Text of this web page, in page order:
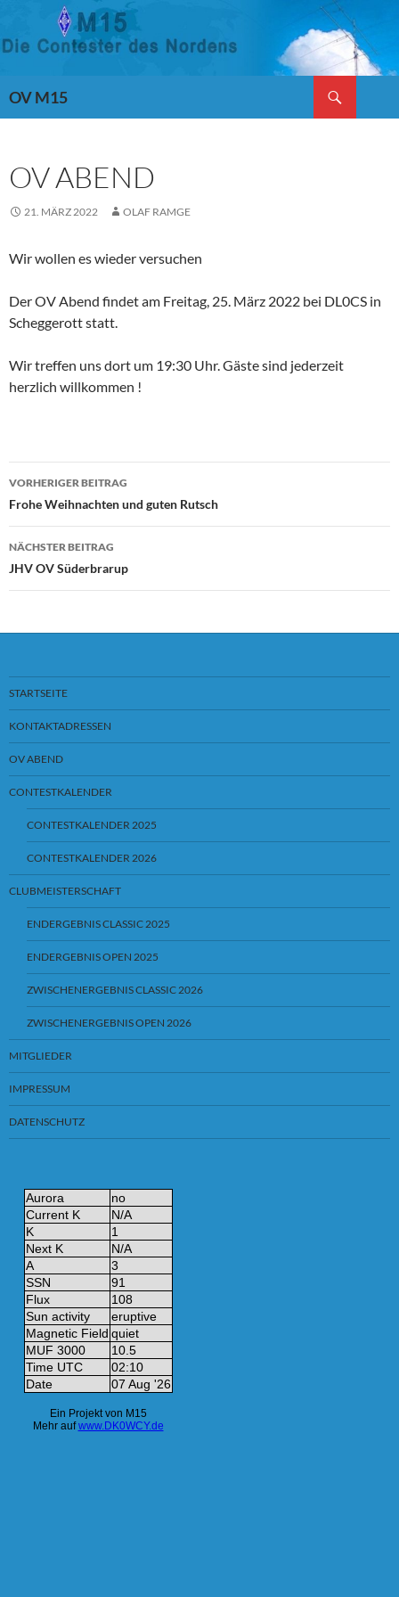
OV M15
OV ABEND
21. MÄRZ 2022 OLAF RAMGE
Wir wollen es wieder versuchen
Der OV Abend findet am Freitag, 25. März 2022 bei DL0CS in
Scheggerott statt.
Wir treffen uns dort um 19:30 Uhr. Gäste sind jederzeit
herzlich willkommen !
Beitragsnavigation
VORHERIGER BEITRAG
Frohe Weihnachten und guten Rutsch
NÄCHSTER BEITRAG
JHV OV Süderbrarup
STARTSEITE
KONTAKTADRESSEN
OV ABEND
CONTESTKALENDER
CONTESTKALENDER 2025
CONTESTKALENDER 2026
CLUBMEISTERSCHAFT
ENDERGEBNIS CLASSIC 2025
ENDERGEBNIS OPEN 2025
ZWISCHENERGEBNIS CLASSIC 2026
ZWISCHENERGEBNIS OPEN 2026
MITGLIEDER
IMPRESSUM
DATENSCHUTZ